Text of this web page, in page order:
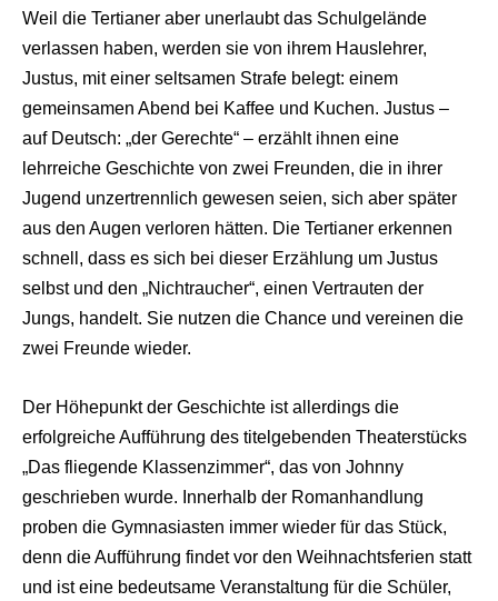
Weil die Tertianer aber unerlaubt das Schulgelände
verlassen haben, werden sie von ihrem Hauslehrer,
Justus, mit einer seltsamen Strafe belegt: einem
gemeinsamen Abend bei Kaffee und Kuchen. Justus –
auf Deutsch: „der Gerechte“ – erzählt ihnen eine
lehrreiche Geschichte von zwei Freunden, die in ihrer
Jugend unzertrennlich gewesen seien, sich aber später
aus den Augen verloren hätten. Die Tertianer erkennen
schnell, dass es sich bei dieser Erzählung um Justus
selbst und den „Nichtraucher“, einen Vertrauten der
Jungs, handelt. Sie nutzen die Chance und vereinen die
zwei Freunde wieder.
Der Höhepunkt der Geschichte ist allerdings die
erfolgreiche Aufführung des titelgebenden Theaterstücks
„Das fliegende Klassenzimmer“, das von Johnny
geschrieben wurde. Innerhalb der Romanhandlung
proben die Gymnasiasten immer wieder für das Stück,
denn die Aufführung findet vor den Weihnachtsferien statt
und ist eine bedeutsame Veranstaltung für die Schüler,